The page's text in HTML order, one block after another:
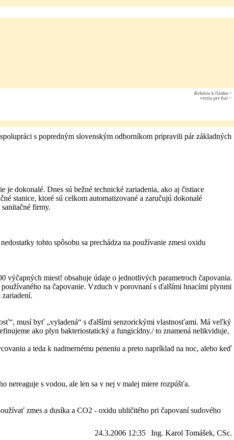
diskusia k článku >
verzia pre tlač >
s popredným slovenským odborníkom pripravili pár základných
dokonalé. Dnes sú bežné technické zariadenia, ako aj čistiace
stanice, ktoré sú celkom automatizované a zaručujú dokonalé
firmy.
tohto spôsobu sa prechádza na používanie zmesi oxidu
miest! obsahuje údaje o jednotlivých parametroch čapovania.
na čapovanie. Vzduch v porovnaní s ďalšími hnacími plynmi
musí byť „vyladená“ s ďalšími senzorickými vlastnosťami. Má veľký
ako plyn bakteriostatický a fungicídny./ to znamená nelikviduje,
a teda k nadmernému peneniu a preto napríklad na noc, alebo keď
s vodou, ale len sa v nej v malej miere rozpúšťa.
zmes a dusíka a CO2 - oxidu uhličitého pri čapovaní sudového
24.3.2006 12:35 | Ing. Karol Tomášek, CSc.